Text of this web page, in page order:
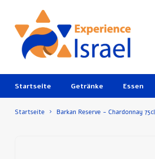
Startseite Getränke Essen
Startseite Barkan Reserve - Chardonnay 75cl